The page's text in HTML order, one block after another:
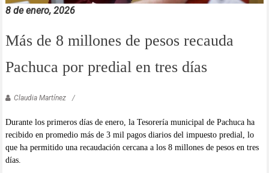
8 de enero, 2026
Más de 8 millones de pesos recauda
Pachuca por predial en tres días
Claudia Martínez
Durante los primeros días de enero, la Tesorería municipal de Pachuca ha
recibido en promedio más de 3 mil pagos diarios del impuesto predial, lo
que ha permitido una recaudación cercana a los 8 millones de pesos en tres
días.